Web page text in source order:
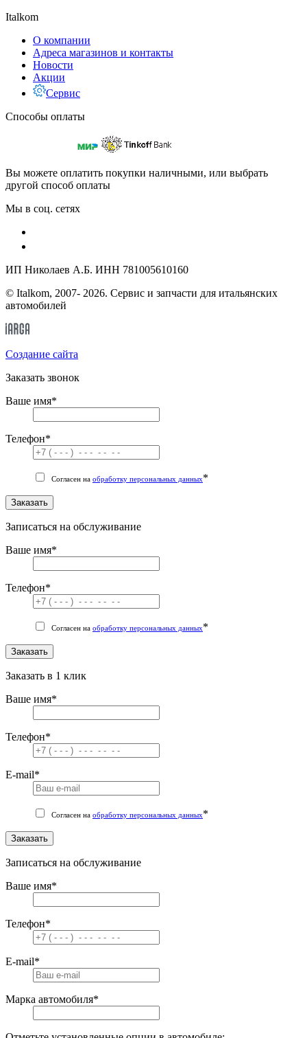
Italkom
О компании
Адреса магазинов и контакты
Новости
Акции
Сервис
Способы оплаты
Вы можете оплатить покупки наличными, или выбрать
другой способ оплаты
Мы в соц. сетях
ИП Николаев А.Б. ИНН 781005610160
© Italkom, 2007- 2026. Сервис и запчасти для итальянских
автомобилей
Cоздание сайта
Заказать звонок
Ваше имя*
Телефон*
Согласен на обработку персональных данных*
Заказать
Записаться на обслуживание
Ваше имя*
Телефон*
Согласен на обработку персональных данных*
Заказать
Заказать в 1 клик
Ваше имя*
Телефон*
E-mail*
Согласен на обработку персональных данных*
Заказать
Записаться на обслуживание
Ваше имя*
Телефон*
E-mail*
Марка автомобиля*